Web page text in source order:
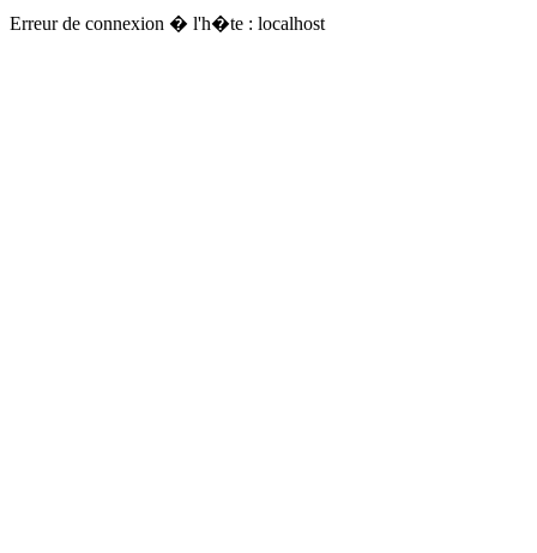
Erreur de connexion � l'h�te : localhost